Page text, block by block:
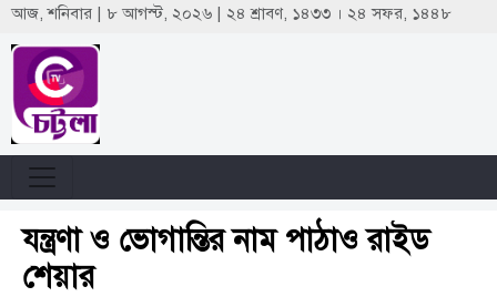
আজ, শনিবার | ৮ আগস্ট, ২০২৬ | ২৪ শ্রাবণ, ১৪৩৩ । ২৪ সফর, ১৪৪৮
যন্ত্রণা ও ভোগান্তির নাম পাঠাও রাইড
শেয়ার